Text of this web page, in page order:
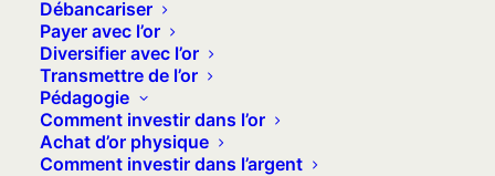
Débancariser
Payer avec l’or
Diversifier avec l’or
Transmettre de l’or
Pédagogie
Comment investir dans l’or
Achat d’or physique
Comment investir dans l’argent
de distributeurs d’or physique sous
forme de lingotins en libre-service dans
des centres commerciaux. Simple
gadget ou véritable opportunité
pouvant faciliter l’accès à la vraie